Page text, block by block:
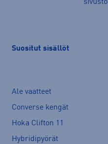
Suositut sisällöt
Ale vaatteet
Converse kengät
Hoka Clifton 11
Hybridipyörät